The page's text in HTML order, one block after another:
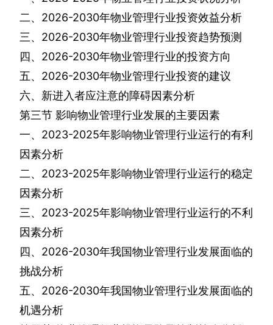
二、 2026-2030年物业管理行业投资效益分析
三、 2026-2030年物业管理行业投资趋势预测
四、 2026-2030年物业管理行业的投资方向
五、 2026-2030年物业管理行业投资的建议
六、新进入者应注意的障碍因素分析
第三节 影响物业管理行业发展的主要因素
一、 2023-2025年影响物业管理行业运行的有利
因素分析
二、 2023-2025年影响物业管理行业运行的稳定
因素分析
三、 2023-2025年影响物业管理行业运行的不利
因素分析
四、 2026-2030年我国物业管理行业发展面临的
挑战分析
五、 2026-2030年我国物业管理行业发展面临的
机遇分析